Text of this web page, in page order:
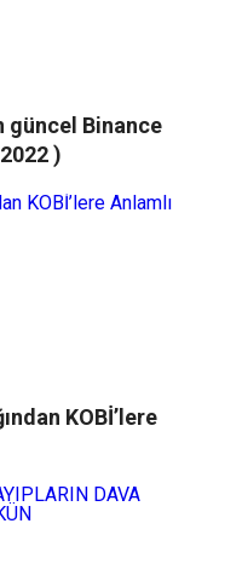
güncel Binance
)
KOBİ’lere